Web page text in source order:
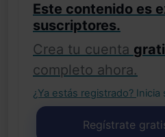
Este contenido es
suscriptores.
Crea tu cuenta
completo ahora.
¿Ya estás registrado?
Regístrate